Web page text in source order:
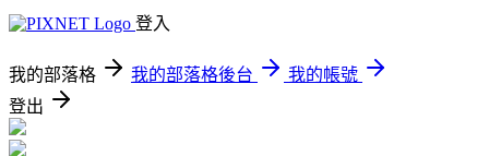
登入
我的部落格 我的部落格後台
我的帳號
登出